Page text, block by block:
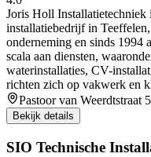
Joris Holl Installatietechniek
installatiebedrijf in
onderneming en sinds 1994
scala aan diensten,
waterinstallaties, CV-
richten zich op vakwerk en
Pastoor van Weerdtstraat
Bekijk details
SIO Technische